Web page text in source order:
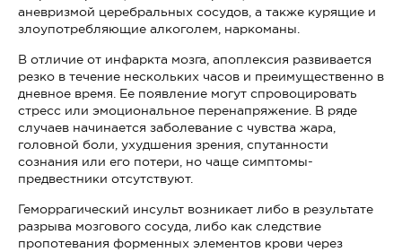
аневризмой церебральных сосудов, а также курящие и
злоупотребляющие алкоголем, наркоманы.
В отличие от инфаркта мозга, апоплексия развивается
резко в течение нескольких часов и преимущественно в
дневное время. Ее появление могут спровоцировать
стресс или эмоциональное перенапряжение. В ряде
случаев начинается заболевание с чувства жара,
головной боли, ухудшения зрения, спутанности
сознания или его потери, но чаще симптомы-
предвестники отсутствуют.
Геморрагический инсульт возникает либо в результате
разрыва мозгового сосуда, либо как следствие
пропотевания форменных элементов крови через